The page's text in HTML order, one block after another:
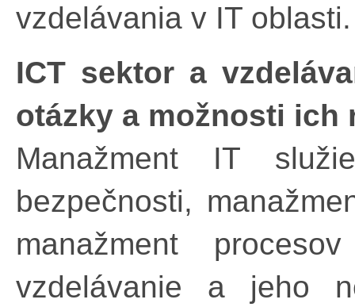
vzdelávania v IT oblasti.
ICT sektor a
otázky a možnosti ich
Manažment IT
bezpečnosti,
manažment
vzdelávanie a jeho